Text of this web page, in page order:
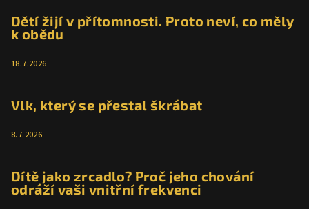
Dětí žijí v přítomnosti. Proto neví, co měly
k obědu
18.7.2026
Vlk, který se přestal škrábat
8.7.2026
Dítě jako zrcadlo? Proč jeho chování
odráží vaši vnitřní frekvenci